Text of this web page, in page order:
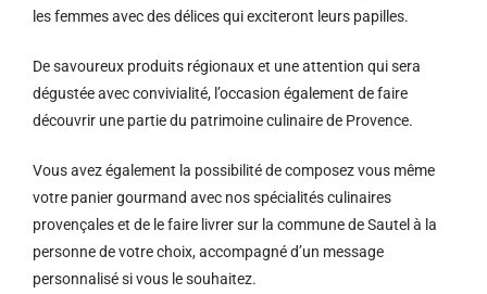
les femmes avec des délices qui exciteront leurs papilles.
De savoureux produits régionaux et une attention qui sera
dégustée avec convivialité, l’occasion également de faire
découvrir une partie du patrimoine culinaire de Provence.
Vous avez également la possibilité de composez vous même
votre panier gourmand avec nos spécialités culinaires
provençales et de le faire livrer sur la commune de Sautel à la
personne de votre choix, accompagné d’un message
personnalisé si vous le souhaitez.